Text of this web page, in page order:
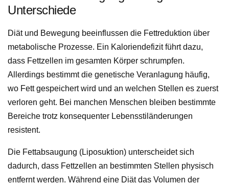
Unterschiede
Diät und Bewegung beeinflussen die Fettreduktion über
metabolische Prozesse. Ein Kaloriendefizit führt dazu,
dass Fettzellen im gesamten Körper schrumpfen.
Allerdings bestimmt die genetische Veranlagung häufig,
wo Fett gespeichert wird und an welchen Stellen es zuerst
verloren geht. Bei manchen Menschen bleiben bestimmte
Bereiche trotz konsequenter Lebensstiländerungen
resistent.
Die Fettabsaugung (Liposuktion) unterscheidet sich
dadurch, dass Fettzellen an bestimmten Stellen physisch
entfernt werden. Während eine Diät das Volumen der